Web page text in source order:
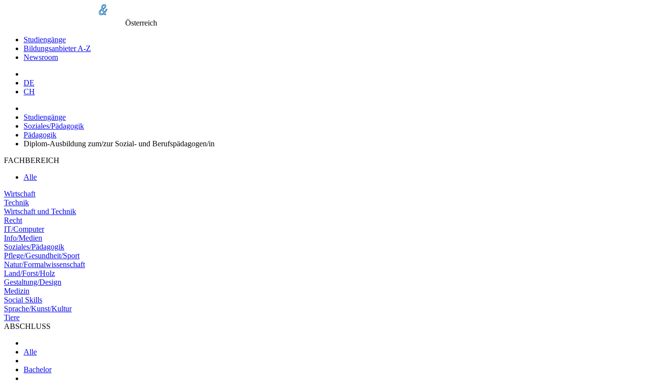
Österreich
Studiengänge
Bildungsanbieter A-Z
Newsroom
DE
CH
Studiengänge
Soziales/Pädagogik
Pädagogik
Diplom-Ausbildung zum/zur Sozial- und Berufspädagogen/in
FACHBEREICH
Alle
Wirtschaft
Technik
Wirtschaft und Technik
Recht
IT/Computer
Info/Medien
Soziales/Pädagogik
Pflege/Gesundheit/Sport
Natur/Formalwissenschaft
Land/Forst/Holz
Gestaltung/Design
Medizin
Social Skills
Sprache/Kunst/Kultur
Tiere
ABSCHLUSS
Alle
Bachelor